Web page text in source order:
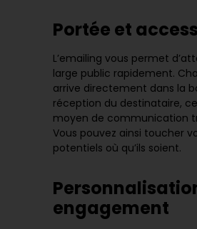
Portée et
L’emailing vous permet
large public rapidement.
arrive directement dans la
réception du destinataire,
moyen de communication
Vous pouvez ainsi toucher
potentiels où qu’ils soient.
engagement